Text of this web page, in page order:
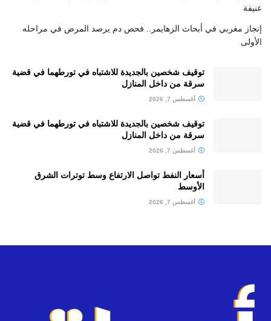
عنيفة
إنجاز مغربي في أبحاث الزهايمر.. فحص دم يرصد المرض في مراحله
الأولى
توقيف شخصين بالجديدة للاشتباه في تورطهما في قضية
سرقة من داخل المنازل
أغسطس 7, 2026
توقيف شخصين بالجديدة للاشتباه في تورطهما في قضية
سرقة من داخل المنازل
أغسطس 7, 2026
أسعار النفط تواصل الارتفاع وسط توترات الشرق
الأوسط
أغسطس 7, 2026